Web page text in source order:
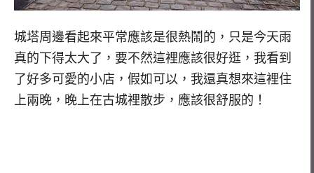
城塔周邊看起來平常應該是很熱鬧的，只是今天雨
真的下得太大了，要不然這裡應該很好逛，我看到
了好多可愛的小店，假如可以，我還真想來這裡住
上兩晚，晚上在古城裡散步，應該很舒服的！